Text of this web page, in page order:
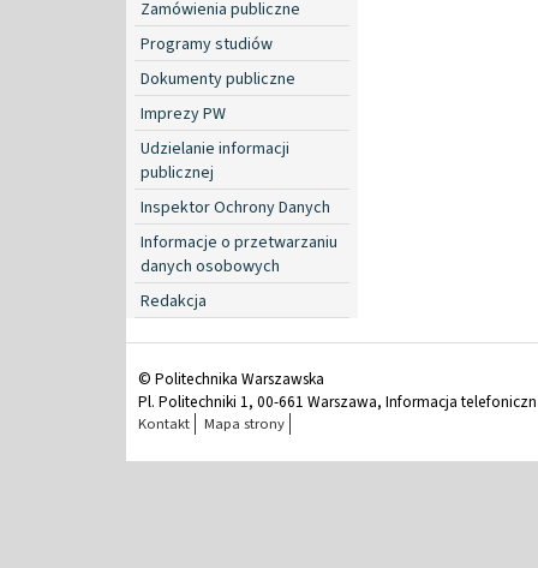
Zamówienia publiczne
Programy studiów
Dokumenty publiczne
Imprezy PW
Udzielanie informacji
publicznej
Inspektor Ochrony Danych
Informacje o przetwarzaniu
danych osobowych
Redakcja
© Politechnika Warszawska
Pl. Politechniki 1, 00-661 Warszawa, Informacja
Kontakt Mapa strony